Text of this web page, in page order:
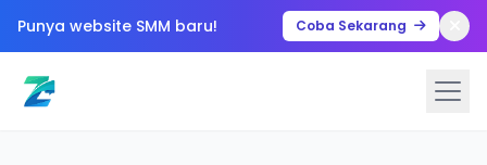
Punya website SMM baru! Coba Sekarang